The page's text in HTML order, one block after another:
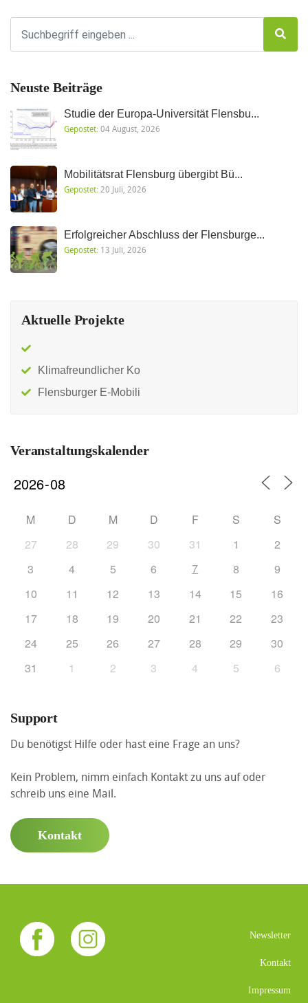
Neuste Beiträge
Studie der Europa-Universität Flensbu...
Gepostet:04 August, 2026
Mobilitätsrat Flensburg übergibt Bü...
Gepostet:20 Juli, 2026
Erfolgreicher Abschluss der Flensburge...
Gepostet: 13 Juli, 2026
Aktuelle Projekte
Klimafreundlicher Ko
Flensburger E-Mobili
Veranstaltungskalender
M D M D F S
S
27
28 29 30 31 1
2
3
4 5 6 7 8
9
10
11 12 13 14 15
16
17
18 19 20 21 22
23
24
25 26 27 28 29
30
31
1 2 3 4 5 6
Support
Du benötigst Hilfe oder hast eine Frage an uns?
Kein Problem, nimm einfach Kontakt zu uns auf oder
schreib uns eine Mail.
Kontakt
Newsletter
Kontakt
Impressum